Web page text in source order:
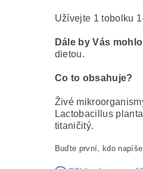
Užívejte 1 tobolku
Dále by Vás
dietou.
Co to obsahuje?
Živé
Lactobacillus
titaničitý.
Buďte první, kdo